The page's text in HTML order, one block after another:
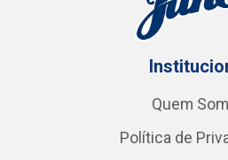
Quem
Política de